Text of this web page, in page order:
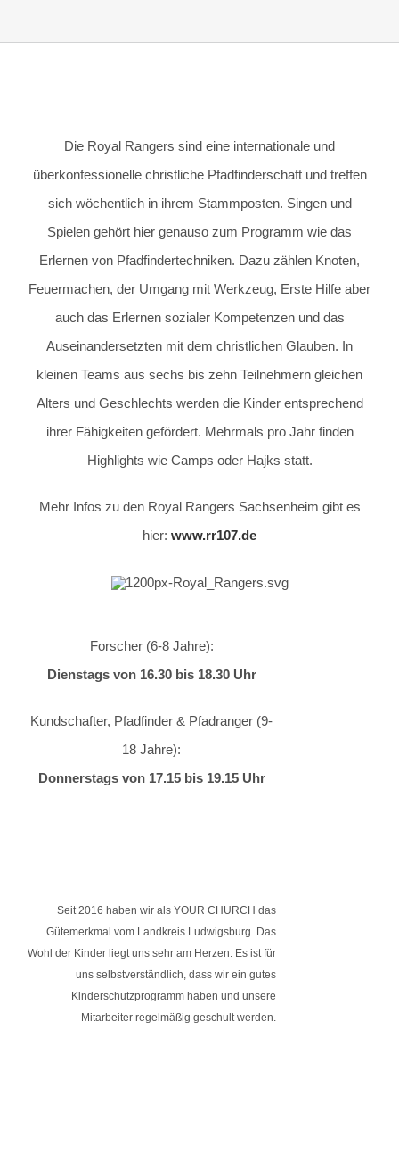
Die Royal Rangers sind eine internationale und
überkonfessionelle christliche Pfadfinderschaft und treffen
sich wöchentlich in ihrem Stammposten. Singen und
Spielen gehört hier genauso zum Programm wie das
Erlernen von Pfadfindertechniken. Dazu zählen Knoten,
Feuermachen, der Umgang mit Werkzeug, Erste Hilfe aber
auch das Erlernen sozialer Kompetenzen und das
Auseinandersetzten mit dem christlichen Glauben. In
kleinen Teams aus sechs bis zehn Teilnehmern gleichen
Alters und Geschlechts werden die Kinder entsprechend
ihrer Fähigkeiten gefördert. Mehrmals pro Jahr finden
Highlights wie Camps oder Hajks statt.
Mehr Infos zu den Royal Rangers Sachsenheim gibt es
hier: www.rr107.de
Forscher (6-8 Jahre):
Dienstags von 16.30 bis 18.30 Uhr
Kundschafter, Pfadfinder & Pfadranger (9-
18 Jahre):
Donnerstags von 17.15 bis 19.15 Uhr
Seit 2016 haben wir als YOUR CHURCH das
Gütemerkmal vom Landkreis Ludwigsburg. Das
Wohl der Kinder liegt uns sehr am Herzen. Es ist für
uns selbstverständlich, dass wir ein gutes
Kinderschutzprogramm haben und unsere
Mitarbeiter regelmäßig geschult werden.